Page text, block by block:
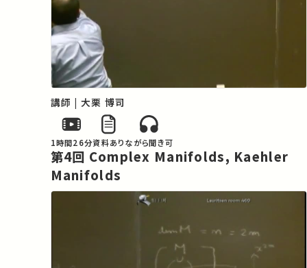
講師 | 大栗 博司
1時間26分資料ありながら聞き可
第4回 Complex Manifolds, Kaehler
Manifolds